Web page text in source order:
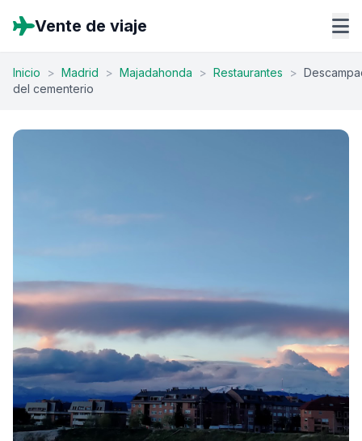
Vente de viaje
Inicio > Madrid > Majadahonda > Restaurantes >
del cementerio